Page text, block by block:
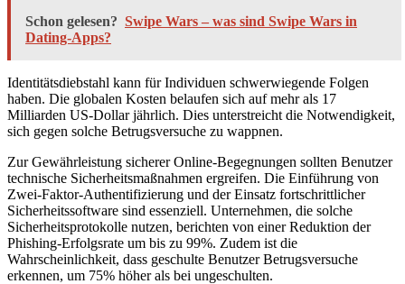
Schon gelesen? Swipe Wars – was sind Swipe Wars in
Dating-Apps?
Identitätsdiebstahl kann für Individuen schwerwiegende Folgen
haben. Die globalen Kosten belaufen sich auf mehr als 17
Milliarden US-Dollar jährlich. Dies unterstreicht die Notwendigkeit,
sich gegen solche Betrugsversuche zu wappnen.
Zur Gewährleistung sicherer Online-Begegnungen sollten Benutzer
technische Sicherheitsmaßnahmen ergreifen. Die Einführung von
Zwei-Faktor-Authentifizierung und der Einsatz fortschrittlicher
Sicherheitssoftware sind essenziell. Unternehmen, die solche
Sicherheitsprotokolle nutzen, berichten von einer Reduktion der
Phishing-Erfolgsrate um bis zu 99%. Zudem ist die
Wahrscheinlichkeit, dass geschulte Benutzer Betrugsversuche
erkennen, um 75% höher als bei ungeschulten.